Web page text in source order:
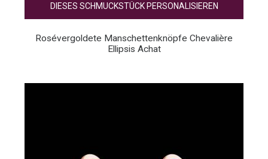
DIESES SCHMUCKSTÜCK PERSONALISIEREN
Rosévergoldete Manschettenknöpfe Chevalière
Ellipsis Achat